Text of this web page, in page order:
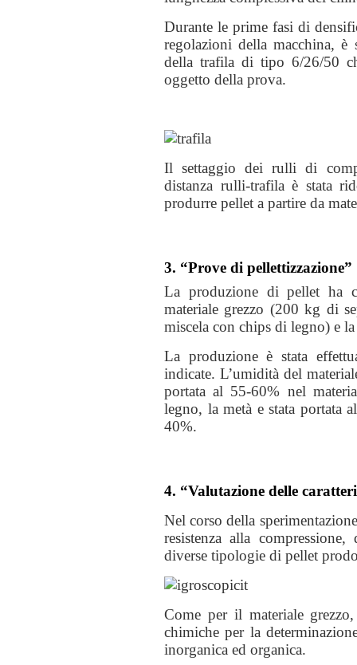
Durante le prime fasi di
regolazioni della macchina, è
della trafila di tipo 6/26/50
oggetto della prova.
Il settaggio dei rulli di
distanza rulli-trafila è stata
produrre pellet a partire da
3. “Prove di pellettizzazione”
La produzione di pellet ha
materiale grezzo (200 kg di
miscela con chips di legno) e
La produzione è stata
indicate. L’umidità del
portata al 55-60% nel
legno, la metà e stata portata
40%.
4. “Valutazione delle
Nel corso della
resistenza alla
diverse tipologie di pellet
Come per il materiale
chimiche per la
inorganica ed organica.